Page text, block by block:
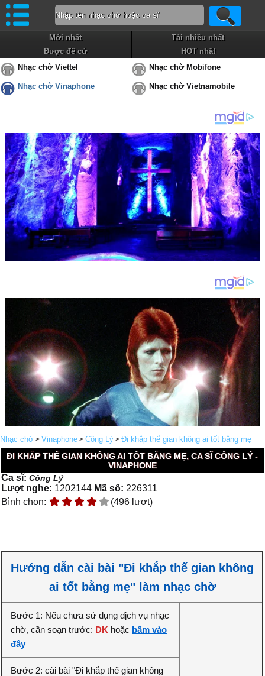
Mới nhất
Tải nhiều nhất
Được đề cử
HOT nhất
Nhạc chờ Viettel
Nhạc chờ Mobifone
Nhạc chờ Vinaphone Nhạc chờ Vietnamobile
Nhạc chờ > Vinaphone > Công Lý > Đi khắp thế gian không ai tốt bằng mẹ
ĐI KHẮP THẾ GIAN KHÔNG AI TỐT BẰNG MẸ, CA SĨ CÔNG LÝ -
VINAPHONE
Ca sĩ:Công Lý
Lượt nghe: 1202144 Mã số: 226311
Bình chọn:
(496 lượt)
Hướng dẫn cài bài "Đi khắp thế gian không
ai tốt bằng mẹ" làm nhạc chờ
Bước 1: Nếu chưa sử dụng dịch vụ nhạc
chờ, cần soạn trước: DK hoặc bấm vào
đây
Bước 2: cài bài "Đi khắp thế gian không